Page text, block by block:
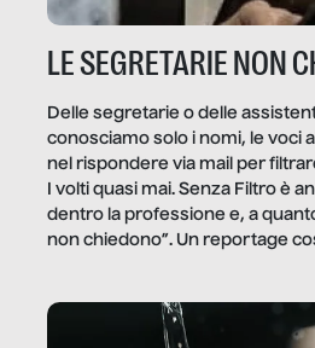
LE SEGRETARIE NON
Delle segretarie o delle
conosciamo solo i nomi, le voci
nel rispondere via mail per
I volti quasi mai. Senza Filtro è
dentro la professione e, a
non chiedono”. Un reportage